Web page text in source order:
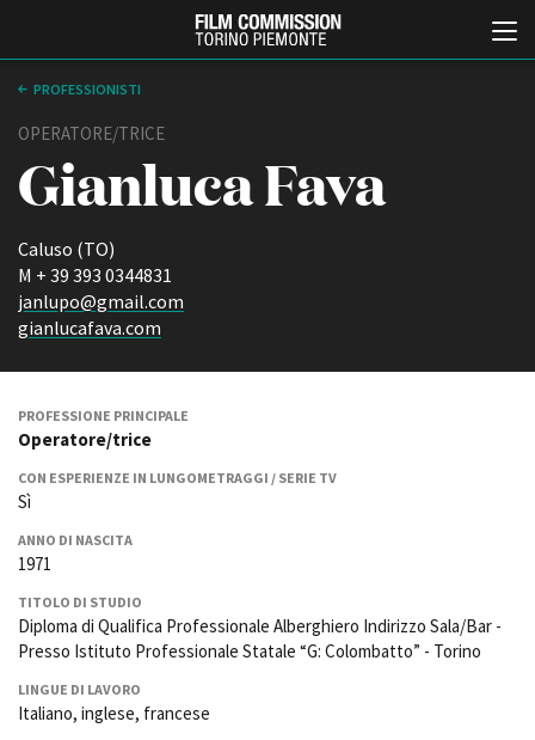
Chi siamo
Storia della Fondazione
Contatti
Partner
Rete regionale
Amministrazione
trasparente
Sostenibilità ambientale
Open Day
Ciak in TOur!
PROFESSIONISTI
OPERATORE/TRICE
Gianluca Fava
Caluso (TO)
M + 39 393 0344831
janlupo@gmail.com
gianlucafava.com
PROFESSIONE PRINCIPALE
Operatore/trice
CON ESPERIENZE IN LUNGOMETRAGGI / SERIE TV
Sì
ANNO DI NASCITA
1971
TITOLO DI STUDIO
Diploma di Qualifica Professionale Alberghiero Indirizzo Sala/Bar -
Presso Istituto Professionale Statale “G: Colombatto” - Torino
LINGUE DI LAVORO
Italiano, inglese, francese